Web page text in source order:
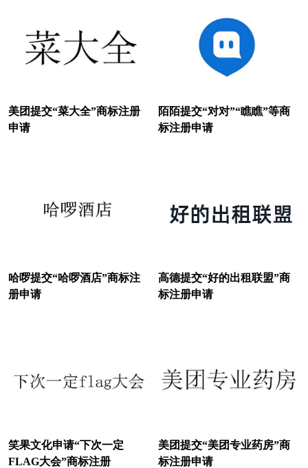
美团提交“菜大全”商标注册
申请
陌陌提交“对对”“瞧瞧”等商
标注册申请
哈啰提交“哈啰酒店”商标注
册申请
高德提交“好的出租联盟”商
标注册申请
笑果文化申请“下次一定
FLAG大会”商标注册
美团提交“美团专业药房”商
标注册申请